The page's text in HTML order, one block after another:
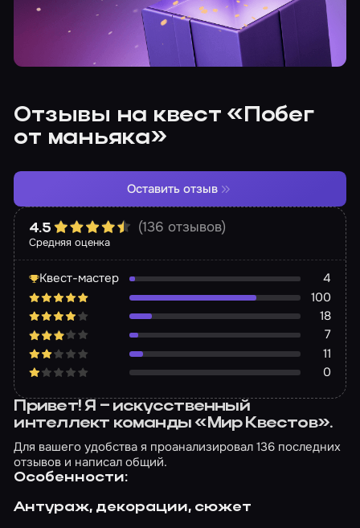
Отзывы на квест «Побег
от маньяка»
Средняя оценка
4.5 (136 отзывов)
Квест-мастер
4
100
18
7
11
0
Оставить отзыв
Привет! Я – искусственный
интеллект команды «Мир Квестов».
Для вашего удобства я проанализировал 136 последних
отзывов и написал общий.
Особенности:
Антураж, декорации, сюжет